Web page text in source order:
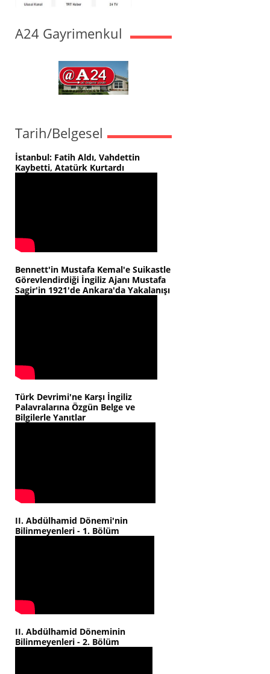
A24 Gayrimenkul
Tarih/Belgesel
İstanbul: Fatih Aldı, Vahdettin
Kaybetti, Atatürk Kurtardı
Bennett'in Mustafa Kemal'e Suikastle
Görevlendirdiği İngiliz Ajanı Mustafa
Sagir'in 1921'de Ankara'da Yakalanışı
Türk Devrimi'ne Karşı İngiliz
Palavralarına Özgün Belge ve
Bilgilerle Yanıtlar
II. Abdülhamid Dönemi'nin
Bilinmeyenleri - 1. Bölüm
II. Abdülhamid Döneminin
Bilinmeyenleri - 2. Bölüm